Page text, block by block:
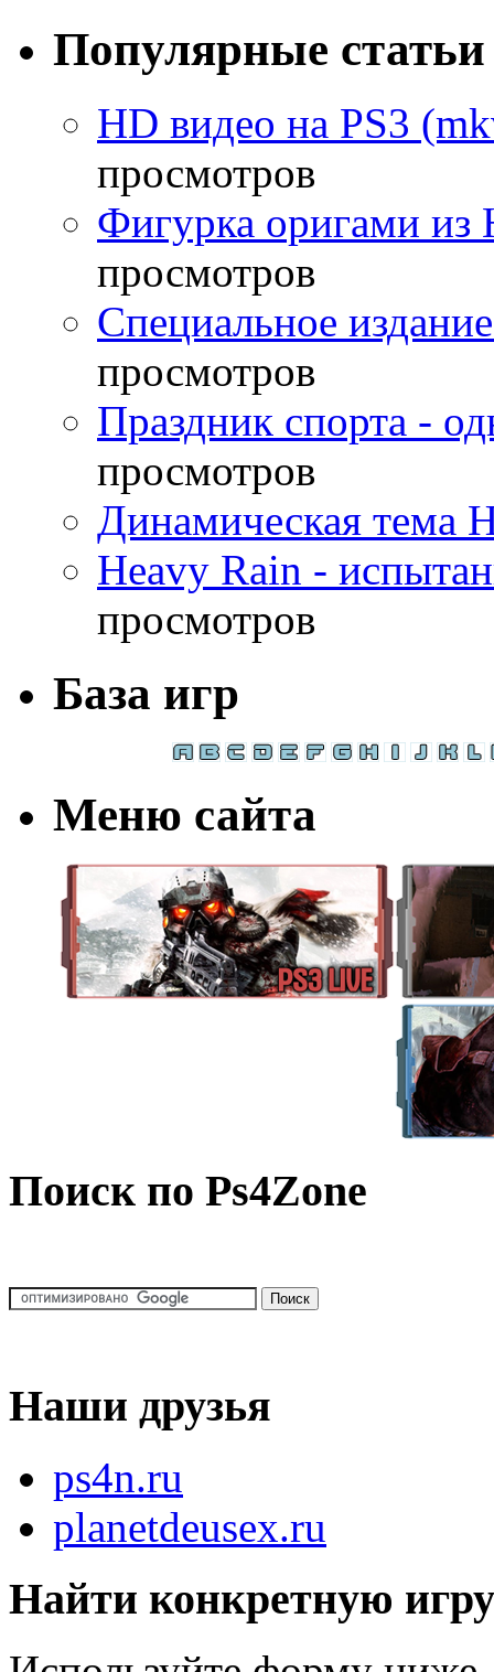
Популярные статьи
HD видео на PS3
просмотров
Фигурка оригами из
просмотров
Специальное
просмотров
Праздник спорта -
просмотров
Динамическая тема
Heavy Rain -
просмотров
База игр
Меню сайта
Поиск по Ps4Zone
Наши друзья
ps4n.ru
planetdeusex.ru
Найти конкретную